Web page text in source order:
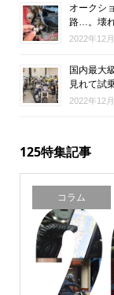
オークシ
路…。壊
2022年12
国内最大
見れて試
2022年12
125特集記事
コラム